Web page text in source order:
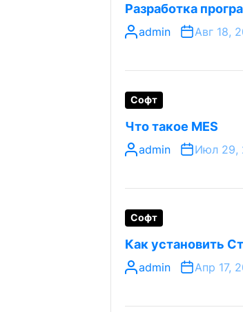
Разработка
admin Авг 18,
Софт
Что такое MES
admin Июл 29,
Софт
Как установить
admin Апр 17,